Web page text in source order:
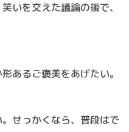
いを交えた議論の後で、
あるご褒美をあげたい。
せっかくなら、普段はで